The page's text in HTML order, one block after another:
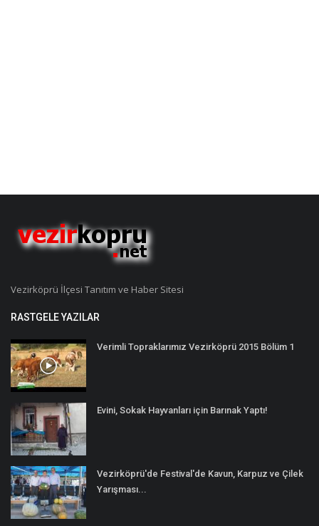
Vezirköprü İlçesi Tanıtım ve Haber Sitesi
RASTGELE YAZILAR
Verimli Topraklarımız Vezirköprü 2015 Bölüm 1
Evini, Sokak Hayvanları için Barınak Yaptı!
Vezirköprü'de Festival'de Kavun, Karpuz ve Çilek
Yarışması...